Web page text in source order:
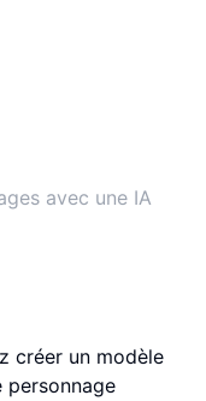
avec une IA
créer un modèle
personnage